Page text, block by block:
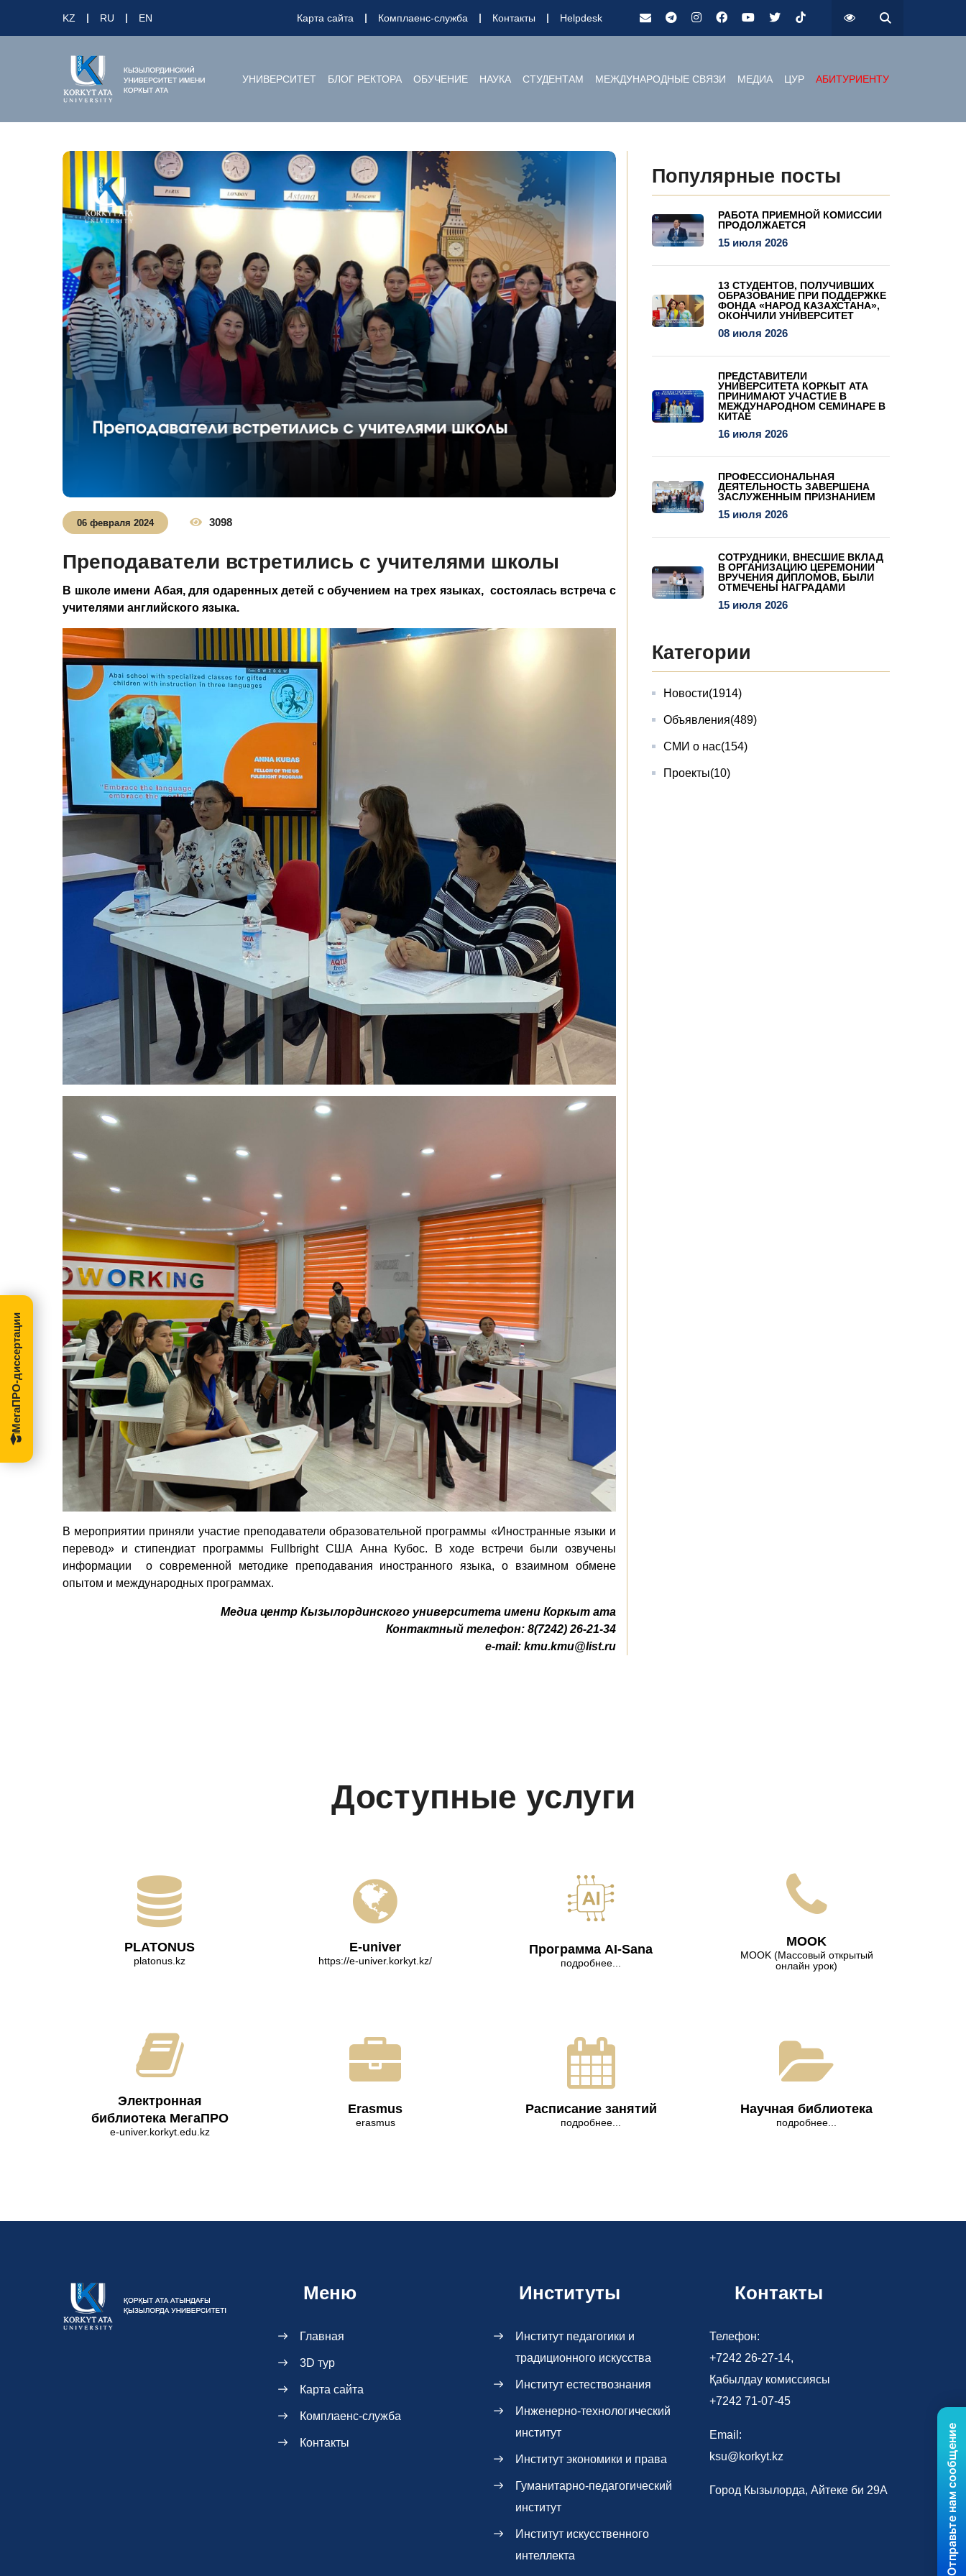
KZ RU EN Карта сайта Комплаенс-служба Контакты Helpdesk
УНИВЕРСИТЕТ БЛОГ РЕКТОРА ОБУЧЕНИЕ НАУКА СТУДЕНТАМ МЕЖДУНАРОДНЫЕ СВЯЗИ МЕДИА ЦУР АБИТУРИЕНТУ
06 февраля 2024 3098
Преподаватели встретились с учителями школы
В школе имени Абая, для одаренных детей с обучением на трех языках, состоялась встреча с
учителями английского языка.
В мероприятии приняли участие преподаватели образовательной программы «Иностранные языки и
перевод» и стипендиат программы Fullbright США Анна Кубос. В ходе встречи были озвучены
информации
о современной методике преподавания иностранного языка, о взаимном обмене
опытом и международных программах.
Медиа центр Кызылординского университета имени Коркыт ата
Контактный телефон: 8(7242) 26-21-34
e-mail: kmu.kmu@list.ru
Популярные посты
РАБОТА ПРИЕМНОЙ КОМИССИИ
ПРОДОЛЖАЕТСЯ
15 июля 2026
13 СТУДЕНТОВ, ПОЛУЧИВШИХ
ОБРАЗОВАНИЕ ПРИ ПОДДЕРЖКЕ
ФОНДА «НАРОД КАЗАХСТАНА»,
ОКОНЧИЛИ УНИВЕРСИТЕТ
08 июля 2026
ПРЕДСТАВИТЕЛИ
УНИВЕРСИТЕТА КОРКЫТ АТА
ПРИНИМАЮТ УЧАСТИЕ В
МЕЖДУНАРОДНОМ СЕМИНАРЕ В
КИТАЕ
16 июля 2026
ПРОФЕССИОНАЛЬНАЯ
ДЕЯТЕЛЬНОСТЬ ЗАВЕРШЕНА
ЗАСЛУЖЕННЫМ ПРИЗНАНИЕМ
15 июля 2026
СОТРУДНИКИ, ВНЕСШИЕ ВКЛАД
В ОРГАНИЗАЦИЮ ЦЕРЕМОНИИ
ВРУЧЕНИЯ ДИПЛОМОВ, БЫЛИ
ОТМЕЧЕНЫ НАГРАДАМИ
15 июля 2026
Категории
Новости(1914)
Объявления(489)
СМИ о нас(154)
Проекты(10)
Доступные услуги
PLATONUS
platonus.kz
E-univer
https://e-univer.korkyt.kz/
Программа AI-Sana
подробнее...
МООK
МООK (Массовый открытый
онлайн урок)
Электронная
библиотека МегаПРО
e-univer.korkyt.edu.kz
Erasmus
erasmus
Расписание занятий
подробнее...
Научная библиотека
подробнее...
Меню
Главная
3D тур
Карта сайта
Комплаенс-служба
Контакты
Институты
Институт педагогики и
традиционного искусства
Институт естествознания
Инженерно-технологический
институт
Институт экономики и права
Гуманитарно-педагогический
институт
Институт искусственного
интеллекта
Контакты
Телефон:
+7242 26-27-14,
Қабылдау комиссиясы
+7242 71-07-45
Email:
ksu@korkyt.kz
Город Кызылорда, Айтеке би 29А Отправьте нам сообщение
МегаПРО-диссертации